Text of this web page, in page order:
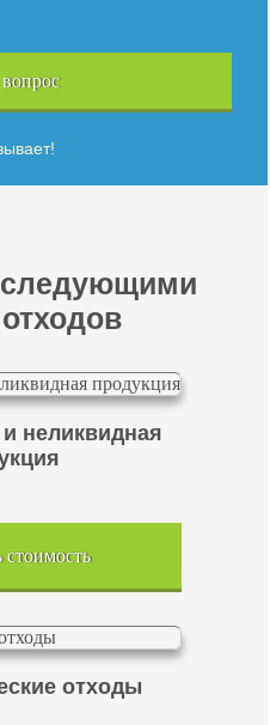
вопрос
следующими
неликвидная
стоимость
отходы